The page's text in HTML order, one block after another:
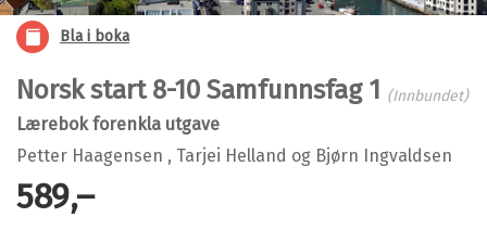
Bla i boka
Norsk start 8-10 Samfunnsfag 1 (Innbundet)
Lærebok forenkla utgave
Petter Haagensen , Tarjei Helland og Bjørn Ingvaldsen
589,–